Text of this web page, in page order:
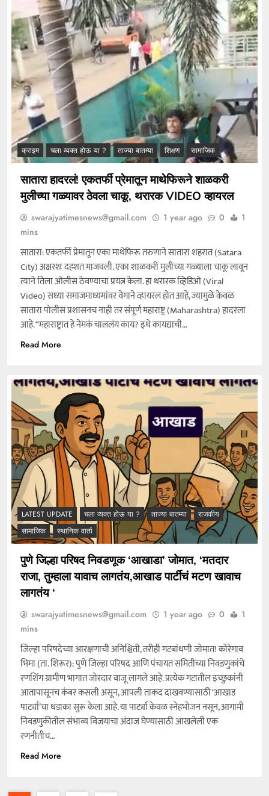
क्राइम चला व्यक्त होऊ या ? ताज्या बातम्या शिक्षण सामाजिक
सातारा हादरलं! एकतर्फी प्रेमातून माथेफिरूने शाळकरी
मुलीच्या गळ्यावर ठेवला चाकू, थरारक VIDEO व्हायरल
swarajyatimesnews@gmail.com 1 year ago 0
1
mins
सातारा: एकतर्फी प्रेमातून एका माथेफिरू तरुणाने सातारा शहरात (Satara
City) अक्षरशः दहशत माजवली. एका शाळकरी मुलीच्या गळ्याला चाकू लावून
त्याने तिला ओलीस ठेवण्याचा प्रयत्न केला. हा थरारक व्हिडिओ (Viral
Video) सध्या समाजमाध्यमांवर वेगाने व्हायरल होत आहे, ज्यामुळे केवळ
सातारा पोलीस प्रशासनच नाही तर संपूर्ण महाराष्ट्र (Maharashtra) हादरला
आहे. “महाराष्ट्रात हे नेमकं चाललंय काय? इथे कायद्याची…
Read More
LATEST UPDATE चला व्यक्त होऊ या ? ताज्या बातम्या
राजकीय
सामाजिक
स्थानिक वार्ता
पुणे जिल्हा परिषद निवडणूक ‘आखाडा’ जोमात, ‘मतदार
राजा, तुम्हाला यावाच लागतंय,आखाड पार्टीचं मटण खावाच
लागतंय ‘
swarajyatimesnews@gmail.com 1 year ago 0
1
mins
जिल्हा परिषदेच्या आरक्षणाची अनिश्चिती, तरीही गटबांधणी जोमात! कोरेगाव
भिमा (ता. शिरूर): पुणे जिल्हा परिषद आणि पंचायत समितीच्या निवडणुकांचे
रणशिंग ग्रामीण भागात जोरदार वाजू लागले आहे. प्रत्येक गटातील इच्छुकांनी
आतापासूनच कंबर कसली असून, आपली ताकद दाखवण्यासाठी ‘आखाड
पार्ट्यां’चा धडाका सुरू केला आहे. या पार्ट्या केवळ स्नेहभोजन नसून, आगामी
निवडणुकीतील संभाव्य विजयाचा अंदाज घेण्यासाठी आखलेली एक
रणनीतीच…
Read More